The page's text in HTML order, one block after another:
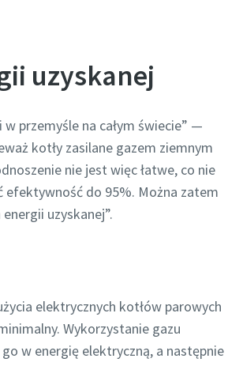
uzyskanej
przemyśle na całym świecie” —
kotły zasilane gazem ziemnym
nie jest więc łatwe, co nie
efektywność do 95%. Można zatem
uzyskanej”.
elektrycznych kotłów parowych
Wykorzystanie gazu
w energię elektryczną, a następnie